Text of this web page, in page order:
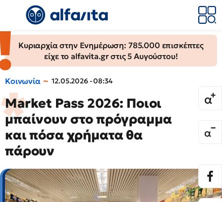
Κυριαρχία στην Ενημέρωση: 785.000 επισκέπτες
είχε το alfavita.gr στις 5 Αυγούστου!
Κοινωνία 12.05.2026 - 08:34
Market Pass 2026: Ποιοι
μπαίνουν στο πρόγραμμα
και πόσα χρήματα θα
πάρουν